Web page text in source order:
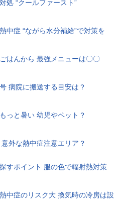
処 “クールファースト”
中症 “ながら水分補給”で対策を
はんから 最強メニューは〇〇
病院に搬送する目安は？
っと暑い 幼児やペット？
外な熱中症注意エリア？
すポイント 服の色で輻射熱対策
中症のリスク大 換気時の冷房は設